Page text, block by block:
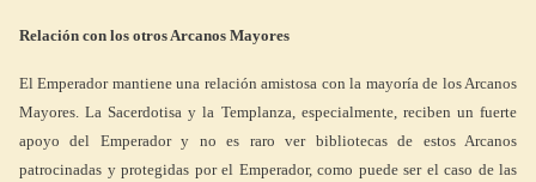
Relación con los otros Arcanos Mayores
El Emperador mantiene una relación amistosa con la mayoría de los Arcanos
Mayores. La Sacerdotisa y la Templanza, especialmente, reciben un fuerte
apoyo del Emperador y no es raro ver bibliotecas de estos Arcanos
patrocinadas y protegidas por el Emperador, como puede ser el caso de las